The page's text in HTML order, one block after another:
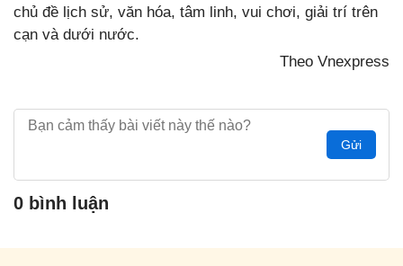
chủ đề lịch sử, văn hóa, tâm linh, vui chơi, giải trí trên
cạn và dưới nước.
Theo Vnexpress
Gửi
0 bình luận